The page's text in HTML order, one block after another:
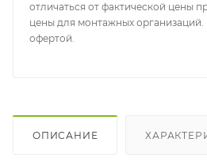
отличаться от фактической цены
цены для монтажных организаций.
офертой.
ОПИСАНИЕ